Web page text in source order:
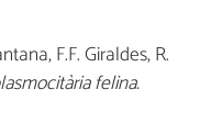
F.F. Giraldes, R.
felina.